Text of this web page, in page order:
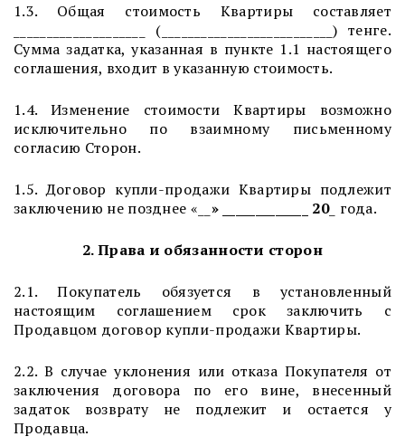
1.3. Общая стоимость Квартиры составляет
____________________ (__________________________) тенге.
Сумма задатка, указанная в пункте 1.1 настоящего
соглашения, входит в указанную стоимость.
1.4. Изменение стоимости Квартиры возможно
исключительно по взаимному письменному
согласию Сторон.
1.5. Договор купли-продажи Квартиры подлежит
заключению не позднее «__ » _____________ 20_ года.
2. Права и обязанности сторон
2.1. Покупатель обязуется в установленный
настоящим соглашением срок заключить с
Продавцом договор купли-продажи Квартиры.
2.2. В случае уклонения или отказа Покупателя от
заключения договора по его вине, внесенный
задаток возврату не подлежит и остается у
Продавца.